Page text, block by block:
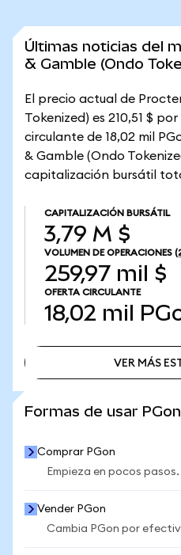
Últimas noticias del
& Gamble (Ondo
El precio actual de
Tokenized) es 210,51 $
circulante de 18,02 mil
& Gamble (Ondo
capitalización bursátil
CAPITALIZACIÓN BURSÁTIL
3,79 M $
VOLUMEN DE OPERACIONES
259,97 mil $
OFERTA CIRCULANTE
18,02 mil
VER MÁS
Formas de usar
Comprar PGon
Empieza en pocos pasos.
Vender PGon
Cambia PGon por